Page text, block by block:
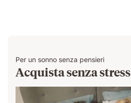
Per un sonno senza pensieri
Acquista senza stress